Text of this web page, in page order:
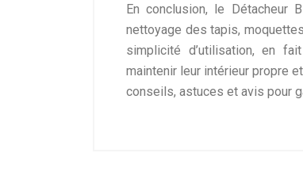
En conclusion, le Détacheur
nettoyage des tapis,
simplicité d’utilisation, en
maintenir leur intérieur propre
conseils, astuces et avis pour